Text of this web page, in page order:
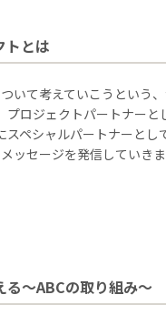
トとは
いて考えていこうという
ロジェクトパートナーと
ペシャルパートナーとし
ッセージを発信していき
る～ABCの取り組み～